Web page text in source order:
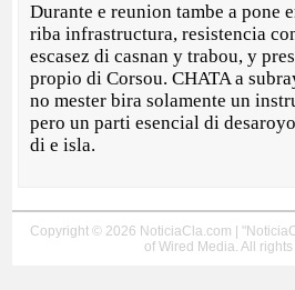
Durante e reunion tambe a pone
riba infrastructura, resistencia
escasez di casnan y trabou, y
propio di Corsou. CHATA a
no mester bira solamente un
pero un parti esencial di
di e isla.
Copyright © 2026 NoticiaCla.com |
of Wired Media. All